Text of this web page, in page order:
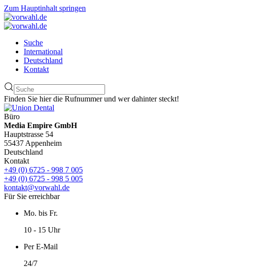
Zum Hauptinhalt springen
Suche
International
Deutschland
Kontakt
Finden Sie hier die Rufnummer und wer dahinter steckt!
Büro
Media Empire GmbH
Hauptstrasse 54
55437 Appenheim
Deutschland
Kontakt
+49 (0) 6725 - 998 7 005
+49 (0) 6725 - 998 5 005
kontakt@vorwahl.de
Für Sie erreichbar
Mo. bis Fr.
10 - 15 Uhr
Per E-Mail
24/7